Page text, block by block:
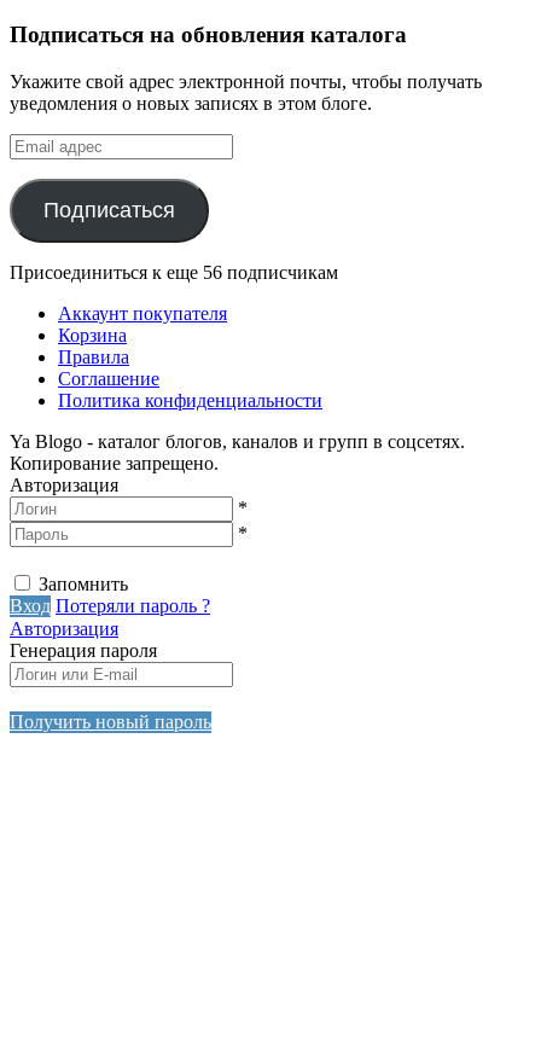
Подписаться на обновления каталога
Укажите свой адрес электронной почты, чтобы получать
уведомления о новых записях в этом блоге.
Email
адрес
Подписаться
Присоединиться к еще 56 подписчикам
Аккаунт покупателя
Корзина
Правила
Соглашение
Политика конфиденциальности
Ya Blogo - каталог блогов, каналов и групп в соцсетях.
Копирование запрещено.
Авторизация
*
*
Запомнить
Вход Потеряли пароль ?
Авторизация
Генерация пароля
Получить новый пароль